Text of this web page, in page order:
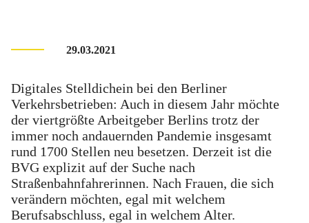
29.03.2021
Digitales Stelldichein bei den Berliner
Verkehrsbetrieben: Auch in diesem Jahr möchte
der viertgrößte Arbeitgeber Berlins trotz der
immer noch andauernden Pandemie insgesamt
rund 1700 Stellen neu besetzen. Derzeit ist die
BVG explizit auf der Suche nach
Straßenbahnfahrerinnen. Nach Frauen, die sich
verändern möchten, egal mit welchem
Berufsabschluss, egal in welchem Alter.